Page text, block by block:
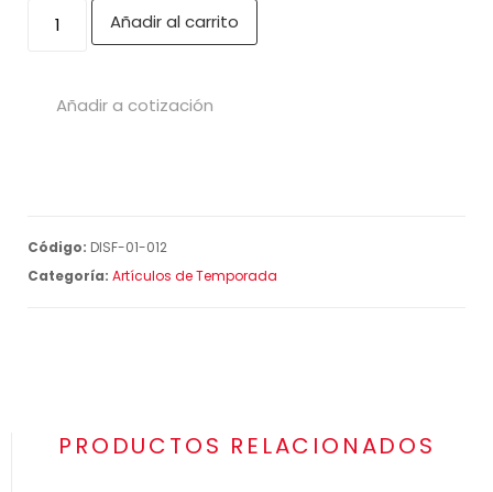
Añadir al carrito
Añadir a cotización
Código: DISF-01-012
Categoría: Artículos de Temporada
PRODUCTOS RELACIONADOS